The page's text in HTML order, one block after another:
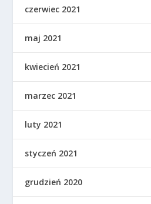
czerwiec 2021
maj 2021
kwiecień 2021
marzec 2021
luty 2021
styczeń 2021
grudzień 2020